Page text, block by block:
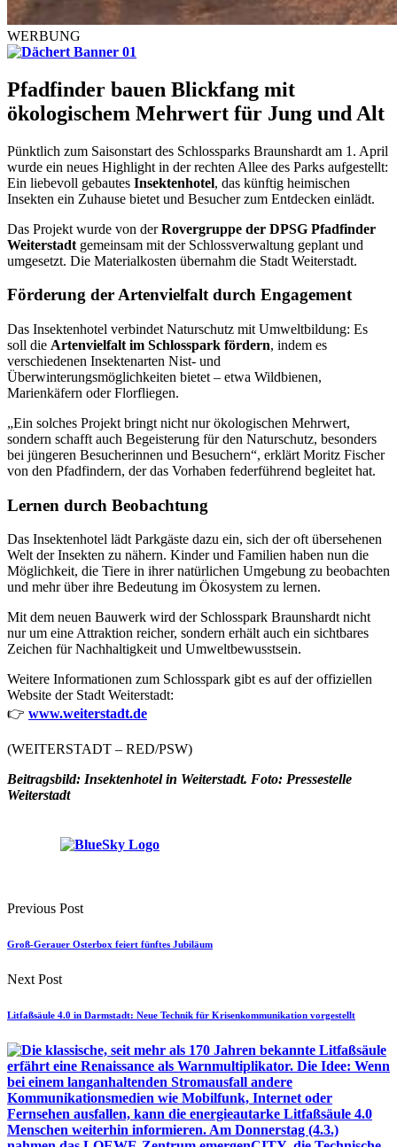
WERBUNG
Pfadfinder bauen Blickfang mit
ökologischem Mehrwert für Jung und Alt
Pünktlich zum Saisonstart des Schlossparks Braunshardt am 1. April
wurde ein neues Highlight in der rechten Allee des Parks aufgestellt:
Ein liebevoll gebautes Insektenhotel, das künftig heimischen
Insekten ein Zuhause bietet und Besucher zum Entdecken einlädt.
Das Projekt wurde von derRovergruppe der DPSG Pfadfinder
Weiterstadt gemeinsam mit der Schlossverwaltung geplant und
umgesetzt. Die Materialkosten übernahm die Stadt Weiterstadt.
Förderung der Artenvielfalt durch Engagement
Das Insektenhotel verbindet Naturschutz mit Umweltbildung: Es
soll die Artenvielfalt im Schlosspark fördern, indem es
verschiedenen Insektenarten Nist- und
Überwinterungsmöglichkeiten bietet – etwa Wildbienen,
Marienkäfern oder Florfliegen.
„Ein solches Projekt bringt nicht nur ökologischen Mehrwert,
sondern schafft auch Begeisterung für den Naturschutz, besonders
bei jüngeren Besucherinnen und Besuchern“, erklärt Moritz Fischer
von den Pfadfindern, der das Vorhaben federführend begleitet hat.
Lernen durch Beobachtung
Das Insektenhotel lädt Parkgäste dazu ein, sich der oft übersehenen
Welt der Insekten zu nähern. Kinder und Familien haben nun die
Möglichkeit, die Tiere in ihrer natürlichen Umgebung zu beobachten
und mehr über ihre Bedeutung im Ökosystem zu lernen.
Mit dem neuen Bauwerk wird der Schlosspark Braunshardt nicht
nur um eine Attraktion reicher, sondern erhält auch ein sichtbares
Zeichen für Nachhaltigkeit und Umweltbewusstsein.
Weitere Informationen zum Schlosspark gibt es auf der offiziellen
Website der Stadt Weiterstadt:
👉 www.weiterstadt.de
(WEITERSTADT – RED/PSW)
Beitragsbild: Insektenhotel in Weiterstadt. Foto: Pressestelle
Weiterstadt
Previous Post
Groß-Gerauer Osterbox feiert fünftes Jubiläum
Next Post
Litfaßsäule 4.0 in Darmstadt: Neue Technik für Krisenkommunikation vorgestellt